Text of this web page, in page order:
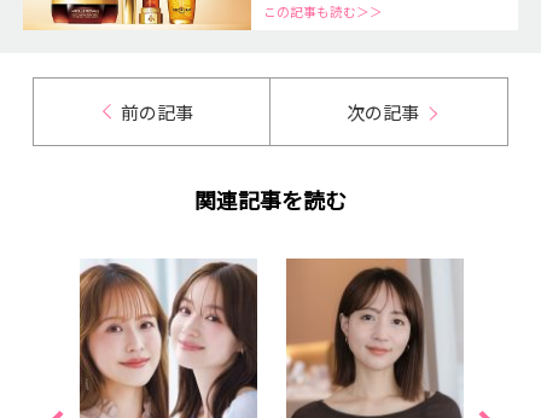
この記事も読む＞＞
前の記事 次の記事
関連記事を読む